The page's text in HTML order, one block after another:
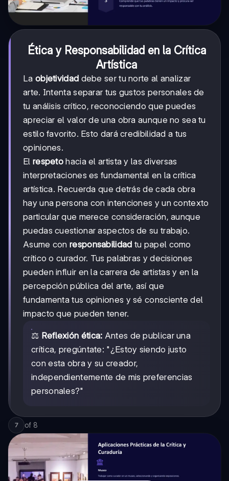
Ética y Responsabilidad en la Crítica
Artística
La objetividad debe ser tu norte al analizar
arte. Intenta separar tus gustos personales de
tu análisis crítico, reconociendo que puedes
apreciar el valor de una obra aunque no sea tu
estilo favorito. Esto dará credibilidad a tus
opiniones.
El respeto hacia el artista y las diversas
interpretaciones es fundamental en la crítica
artística. Recuerda que detrás de cada obra
hay una persona con intenciones y un contexto
particular que merece consideración, aunque
puedas cuestionar aspectos de su trabajo.
Asume con responsabilidad tu papel como
crítico o curador. Tus palabras y decisiones
pueden influir en la carrera de artistas y en la
percepción pública del arte, así que
fundamenta tus opiniones y sé consciente del
impacto que pueden tener.
⚖️ Reflexión ética: Antes de publicar una
crítica, pregúntate: "¿Estoy siendo justo
con esta obra y su creador,
independientemente de mis preferencias
personales?"
7 of 8